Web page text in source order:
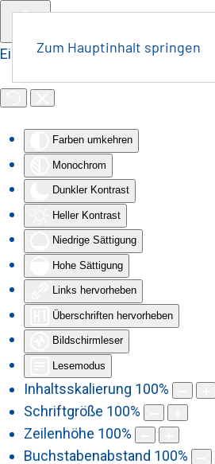
Eingabehilfen öffnen
Farben umkehren
Monochrom
Dunkler Kontrast
Heller Kontrast
Niedrige Sättigung
Hohe Sättigung
Links hervorheben
Überschriften hervorheben
Bildschirmleser
Lesemodus
Inhaltsskalierung 100%
Schriftgröße 100%
Zeilenhöhe 100%
Buchstabenabstand 100%
Zum Hauptinhalt springen